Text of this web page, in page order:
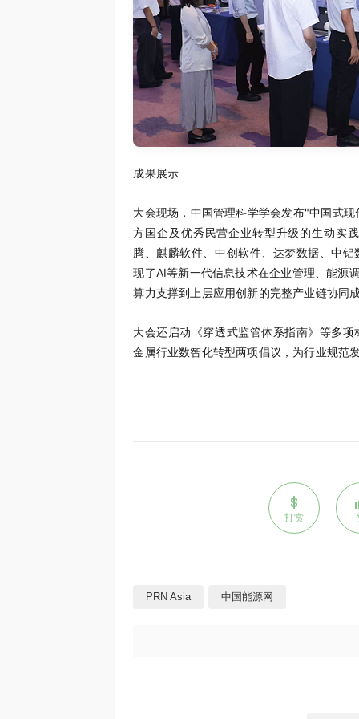
成果展示
大会现场，中国管理科学学会发布"中国式
方国企及优秀民营企业转型升级的生动实
腾、麒麟软件、中创软件、达梦数据、中
现了AI等新一代信息技术在企业管理、能源
算力支撑到上层应用创新的完整产业链协同
大会还启动《穿透式监管体系指南》等多
金属行业数智化转型两项倡议，为行业规范
打赏
PRN Asia 中国能源网